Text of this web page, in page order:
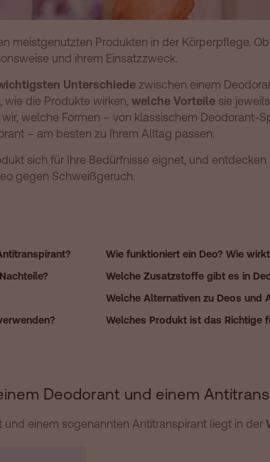
meistgenutzten Produkten in der Körperpflege.
und ihrem Einsatzzweck.
Unterschiede zwischen einem
die Produkte wirken, welche Vorteile sie
welche Formen – von klassischem Deodorant-
– am besten zu Ihrem Alltag passen.
sich für Ihre Bedürfnisse eignet, und entdecken
gegen Schweißgeruch.
Wie funktioniert ein Deo? Wie
Welche Zusatzstoffe gibt es in
Welche Alternativen zu Deos und
Welches Produkt ist das Richtige
Deodorant und einem
einem sogenannten Antitranspirant liegt in der